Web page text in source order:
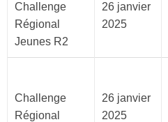
Challenge
Régional
Jeunes R2
26 janvier
2025
Challenge
Régional
26 janvier
2025